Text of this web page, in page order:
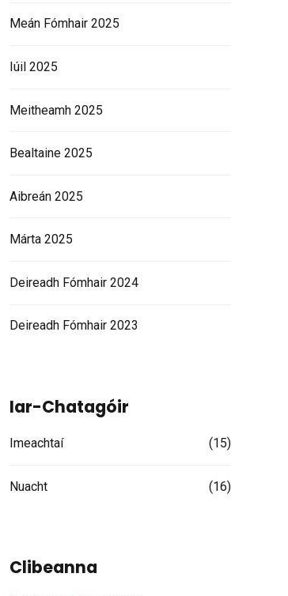
Meán Fómhair 2025
Iúil 2025
Meitheamh 2025
Bealtaine 2025
Aibreán 2025
Márta 2025
Deireadh Fómhair 2024
Deireadh Fómhair 2023
Iar-Chatagóir
Imeachtaí (15)
Nuacht (16)
Clibeanna